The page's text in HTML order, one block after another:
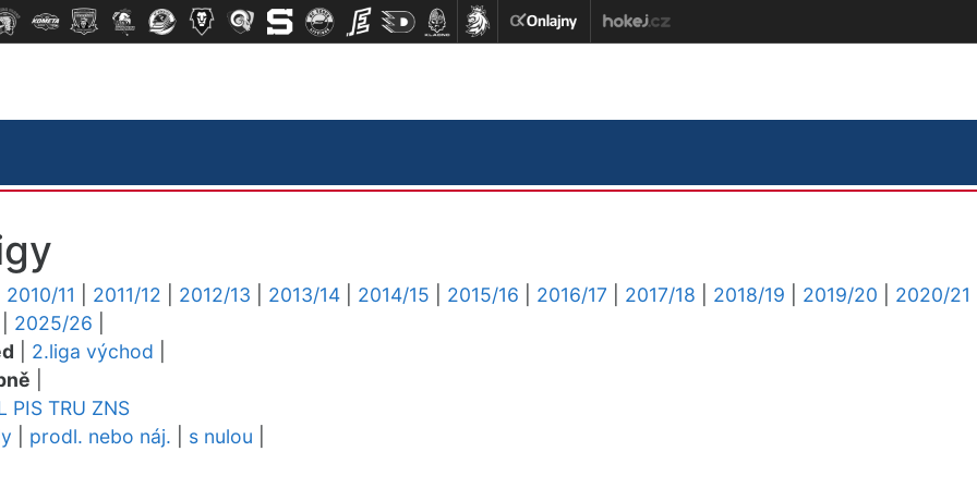
2010/11 2011/12 2012/13 2013/14 2014/15 2015/16 2016/17 2017/18 2018/19 2019/20
2020/21
2025/26
2.liga východ
PIS TRU ZNS
prodl. nebo náj. s nulou